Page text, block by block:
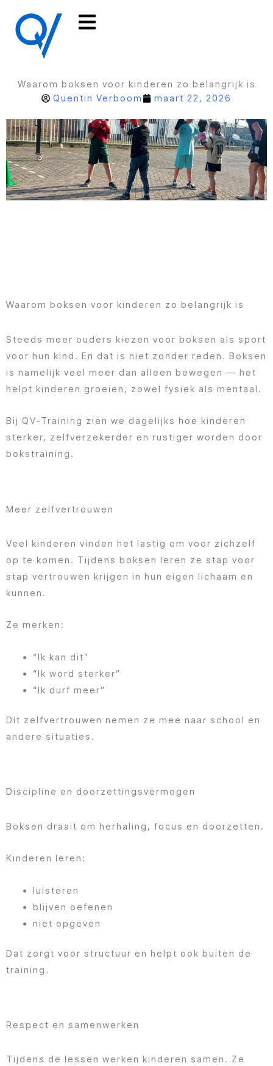
naar
Waarom boksen voor kinderen zo belangrijk is
Quentin Verboom
maart 22, 2026
Waarom boksen voor kinderen zo belangrijk is
Steeds meer ouders kiezen voor boksen als sport
voor hun kind. En dat is niet zonder reden. Boksen
is namelijk veel meer dan alleen bewegen — het
helpt kinderen groeien, zowel fysiek als mentaal.
Bij QV-Training zien we dagelijks hoe kinderen
sterker, zelfverzekerder en rustiger worden door
bokstraining.
Meer zelfvertrouwen
Veel kinderen vinden het lastig om voor zichzelf
op te komen. Tijdens boksen leren ze stap voor
stap vertrouwen krijgen in hun eigen lichaam en
kunnen.
Ze merken:
“Ik kan dit”
“Ik word sterker”
“Ik durf meer”
Dit zelfvertrouwen nemen ze mee naar school en
andere situaties.
Discipline en doorzettingsvermogen
Boksen draait om herhaling, focus en doorzetten.
Kinderen leren:
luisteren
blijven oefenen
niet opgeven
Dat zorgt voor structuur en helpt ook buiten de
training.
Respect en samenwerken
Tijdens de lessen werken kinderen samen. Ze